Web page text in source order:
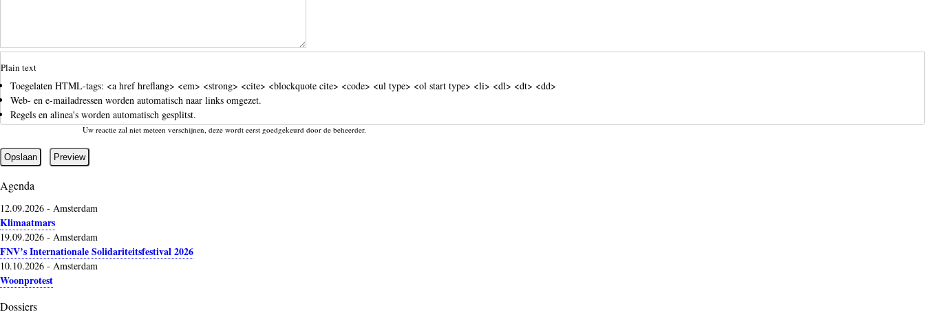
Plain text
Toegelaten HTML-tags: <a href hreflang> <em> <strong> <cite> <blockquote cite> <code> <ul type> <ol start type> <li> <dl> <dt> <dd>
Web- en e-mailadressen worden automatisch naar links omgezet.
Regels en alinea's worden automatisch gesplitst.
Uw reactie zal niet meteen verschijnen, deze wordt eerst goedgekeurd door de beheerder.
Agenda
12.09.2026 - Amsterdam
Klimaatmars
19.09.2026 - Amsterdam
FNV’s Internationale Solidariteitsfestival 2026
10.10.2026 - Amsterdam
Woonprotest
Dossiers